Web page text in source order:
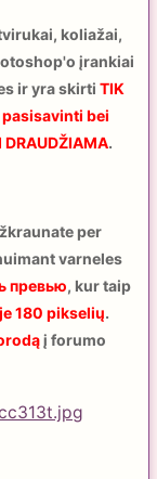
koliažai,
įrankiai
ir yra skirti TIK
bei
.
per
varneles
превью, kur taip
180 pikselių.
į forumo